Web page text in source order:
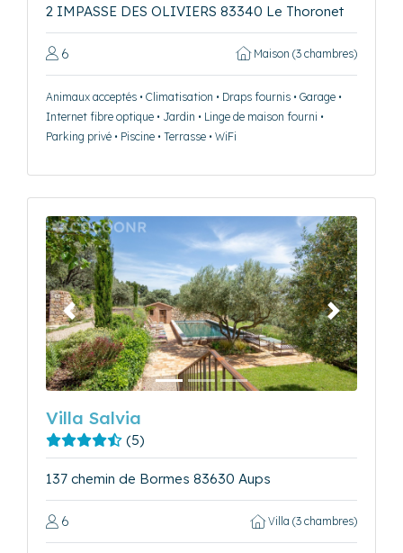
2 IMPASSE DES OLIVIERS 83340 Le Thoronet
6 Maison (3 chambres)
Animaux acceptés • Climatisation • Draps fournis • Garage •
Internet fibre optique • Jardin • Linge de maison fourni •
Parking privé • Piscine • Terrasse • WiFi
Précédent Suivant
Villa Salvia
(5)
137 chemin de Bormes 83630 Aups
6 Villa (3 chambres)